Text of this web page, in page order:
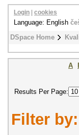
DSpace Home
Login cookies
Language: English
A
Results Per Page:
Filter